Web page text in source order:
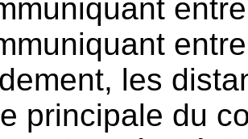
les
principale du